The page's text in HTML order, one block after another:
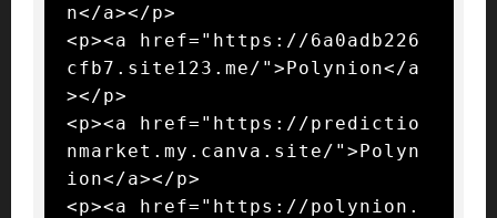
n</a></p>
<p><a href="https://6a0adb226
cfb7.site123.me/">Polynion</a
></p>
<p><a href="https://predictio
nmarket.my.canva.site/">Polyn
ion</a></p>
<p><a href="https://polynion.